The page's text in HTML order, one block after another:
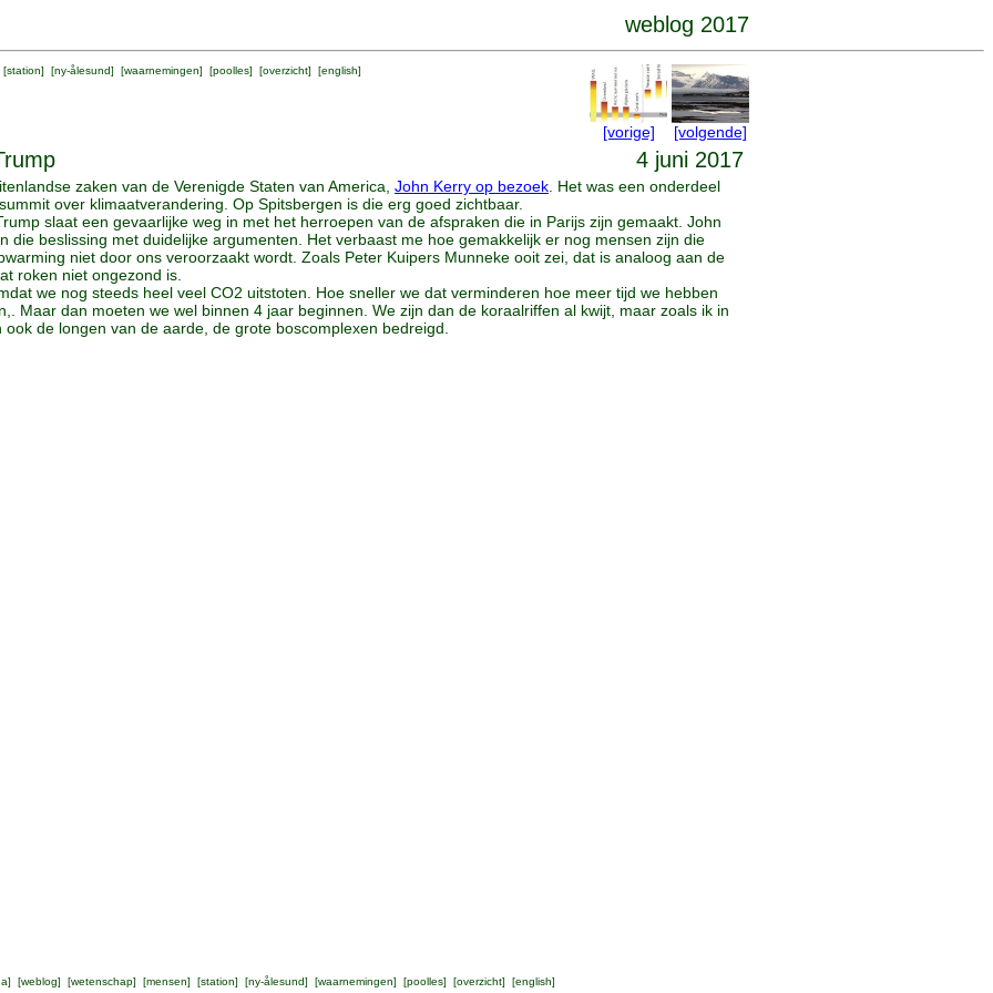
weblog 2017
[station] [ny-ålesund] [waarnemingen] [poolles] [overzicht] [english]
[vorige] [volgende]
4 juni 2017
zaken van de Verenigde Staten van America, John Kerry op bezoek . Het was een onderdeel
over klimaatverandering. Op Spitsbergen is die erg goed zichtbaar.
slaat een gevaarlijke weg in met het herroepen van de afspraken die in Parijs zijn gemaakt. John
die beslissing met duidelijke argumenten. Het verbaast me hoe gemakkelijk er nog mensen zijn die
niet door ons veroorzaakt wordt. Zoals Peter Kuipers Munneke ooit zei, dat is analoog aan de
roken niet ongezond is.
we nog steeds heel veel CO2 uitstoten. Hoe sneller we dat verminderen hoe meer tijd we hebben
Maar dan moeten we wel binnen 4 jaar beginnen. We zijn dan de koraalriffen al kwijt, maar zoals ik in
ook de longen van de aarde, de grote boscomplexen bedreigd.
] [weblog] [wetenschap] [mensen] [station] [ny-ålesund] [waarnemingen] [poolles] [overzicht] [english]